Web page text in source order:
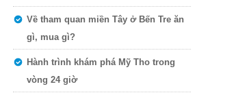
Về tham quan miền Tây ở Bến Tre ăn
gì, mua gì?
Hành trình khám phá Mỹ Tho trong
vòng 24 giờ